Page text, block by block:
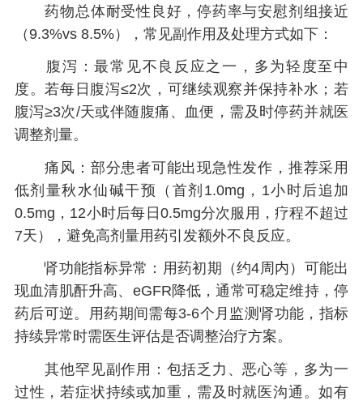
药物总体耐受性良好，停药率与安慰剂组接近
（9.3%vs 8.5%），常见副作用及处理方式如下：
腹泻：最常见不良反应之一，多为轻度至中
度。若每日腹泻≤2次，可继续观察并保持补水；若
腹泻≥3次/天或伴随腹痛、血便，需及时停药并就医
调整剂量。
痛风：部分患者可能出现急性发作，推荐采用
低剂量秋水仙碱干预（首剂1.0mg，1小时后追加
0.5mg，12小时后每日0.5mg分次服用，疗程不超过
7天），避免高剂量用药引发额外不良反应。
肾功能指标异常：用药初期（约4周内）可能出
现血清肌酐升高、eGFR降低，通常可稳定维持，停
药后可逆。用药期间需每3-6个月监测肾功能，指标
持续异常时需医生评估是否调整治疗方案。
其他罕见副作用：包括乏力、恶心等，多为一
过性，若症状持续或加重，需及时就医沟通。如有